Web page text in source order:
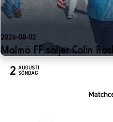
2026-08-02
Malmö FF säljer Colin
SÖNDAG
2 AUGUSTI